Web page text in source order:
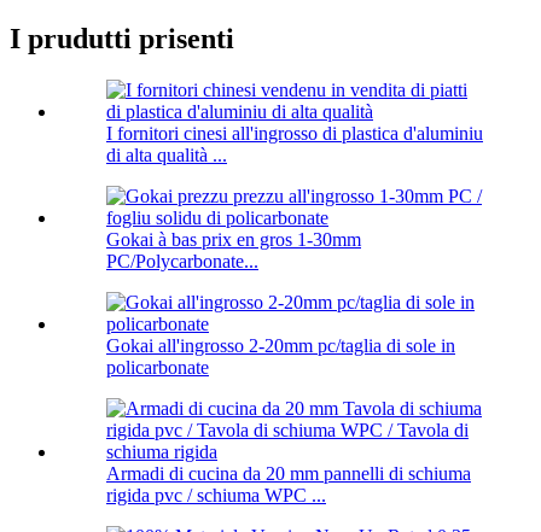
I prudutti prisenti
I fornitori cinesi all'ingrosso di plastica d'aluminiu
di alta qualità ...
Gokai à bas prix en gros 1-30mm
PC/Polycarbonate...
Gokai all'ingrosso 2-20mm pc/taglia di sole in
policarbonate
Armadi di cucina da 20 mm pannelli di schiuma
rigida pvc / schiuma WPC ...